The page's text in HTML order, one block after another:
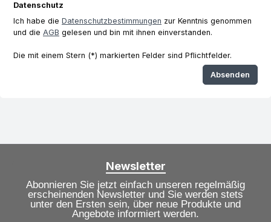
Datenschutz
Ich habe die Datenschutzbestimmungen zur Kenntnis genommen
und die AGB gelesen und bin mit ihnen einverstanden.
Die mit einem Stern (*) markierten Felder sind Pflichtfelder.
Absenden
Newsletter
Abonnieren Sie jetzt einfach unseren regelmäßig
erscheinenden Newsletter und Sie werden stets
unter den Ersten sein, über neue Produkte und
Angebote informiert werden.